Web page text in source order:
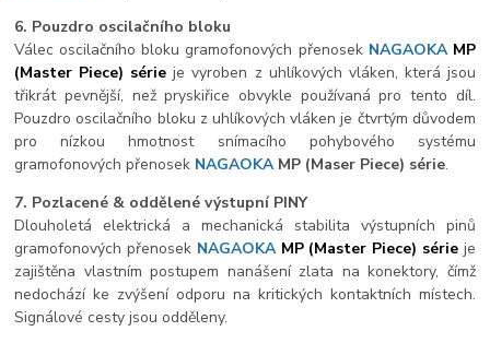
6. Pouzdro oscilačního bloku
Válec oscilačního bloku gramofonových přenosek NAGAOKA MP
(Master Piece) série je vyroben z uhlíkových vláken, která jsou
třikrát pevnější, než pryskiřice obvykle používaná pro tento díl.
Pouzdro oscilačního bloku z uhlíkových vláken je čtvrtým důvodem
pro nízkou hmotnost snímacího pohybového systému
gramofonových přenosek NAGAOKA MP (Maser Piece) série.
7. Pozlacené & oddělené výstupní PINY
Dlouholetá elektrická a mechanická stabilita výstupních pinů
gramofonových přenosek NAGAOKA MP (Master Piece) série je
zajištěna vlastním postupem nanášení zlata na konektory, čímž
nedochází ke zvýšení odporu na kritických kontaktních místech.
Signálové cesty jsou odděleny.